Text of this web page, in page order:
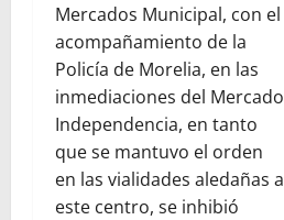
Mercados Municipal, con el
acompañamiento de la
Policía de Morelia, en las
inmediaciones del Mercado
Independencia, en tanto
que se mantuvo el orden
en las vialidades aledañas a
este centro, se inhibió